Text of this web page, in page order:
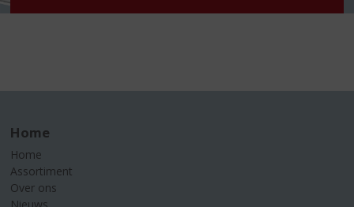
Home
Home
Assortiment
Over ons